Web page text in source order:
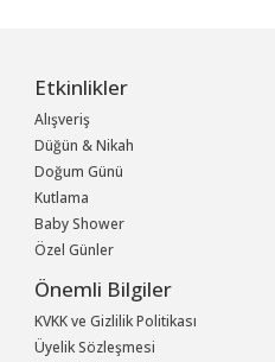
Etkinlikler
Alışveriş
Düğün & Nikah
Doğum Günü
Kutlama
Baby Shower
Özel Günler
Önemli Bilgiler
KVKK ve Gizlilik Politikası
Üyelik Sözleşmesi